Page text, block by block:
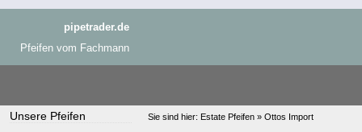
pipetrader.de
Pfeifen vom Fachmann
Unsere Pfeifen Sie sind hier: Estate Pfeifen » Ottos Import